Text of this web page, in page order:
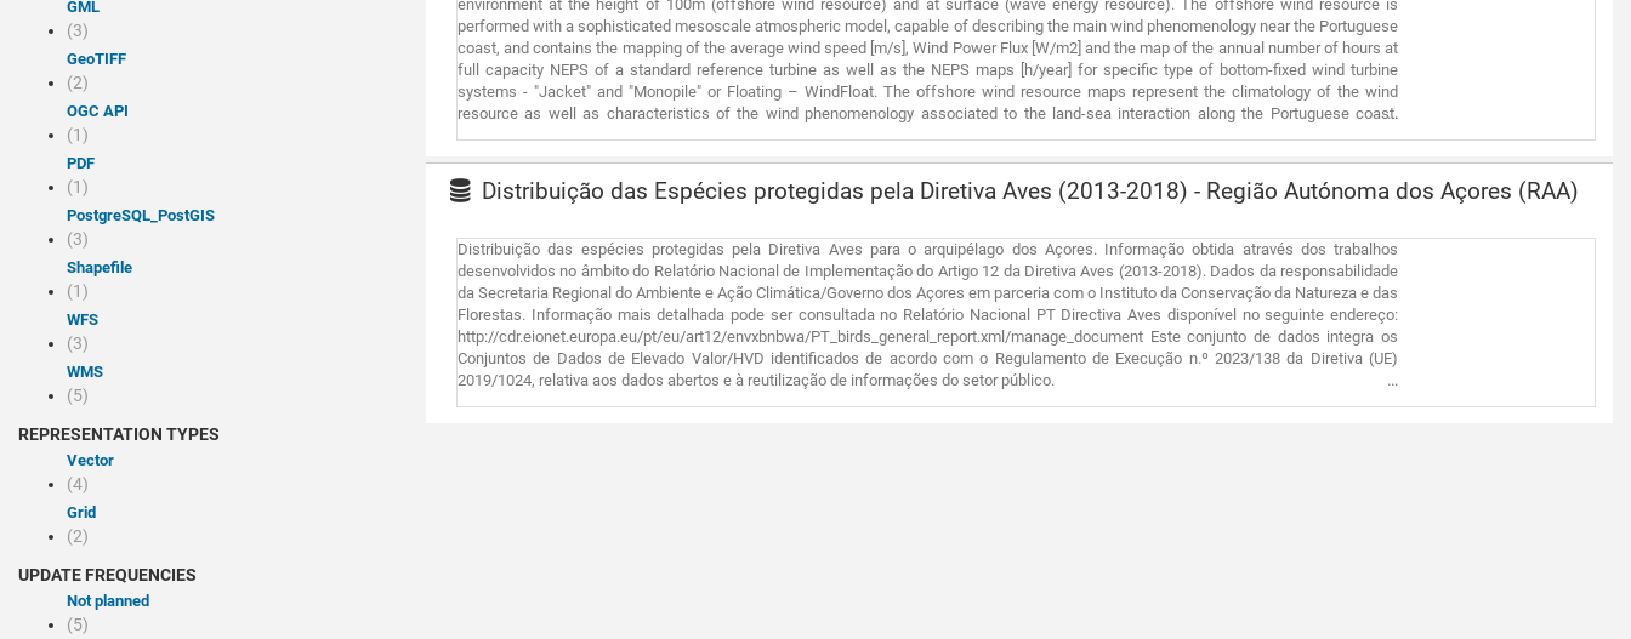
GML
(3)
GeoTIFF
(2)
OGC API
(1)
PDF
(1)
PostgreSQL_PostGIS
(3)
Shapefile
(1)
WFS
(3)
WMS
(5)
REPRESENTATION TYPES
Vector
(4)
Grid
(2)
UPDATE FREQUENCIES
Not planned
(5)
environment at the height of 100m (offshore wind resource) and at surface (wave energy resource). The offshore wind resource is
performed with a sophisticated mesoscale atmospheric model, capable of describing the main wind phenomenology near the Portuguese
coast, and contains the mapping of the average wind speed [m/s], Wind Power Flux [W/m2] and the map of the annual number of hours at
full capacity NEPS of a standard reference turbine as well as the NEPS maps [h/year] for specific type of bottom-fixed wind turbine
systems - "Jacket" and "Monopile" or Floating – WindFloat. The offshore wind resource maps represent the climatology of the wind
resource as well as characteristics of the wind phenomenology associated to the land-sea interaction along the Portuguese coast.
Regarding the wave energy maps, the estimation of the wave energy resource is based in estimating the main sea-wave characteristics
converter bottom-fixed oscillating flap converter. The maps of the wave energy resource are a merging of observational data (boys) and
information from the ONDATLAS database as well as data from numerical modeling with the MAR3G model all with 10 years of data . This
representative of the sea state climatology of Portugal. All wave energy maps are expressed in [kW/m]. Also, all wind and wave energy
resource maps are processed with a high spatial resolution of 1km x 1km from the coast up to the bathymetric of 300m. Some wind and
wave energy maps are freely available to download in a course but larger grid area (5Km x 5Km). In time, the offshore wind maps will
include higher heights.
Distribuição das Espécies protegidas pela Diretiva Aves (2013-2018) - Região Autónoma dos Açores (RAA)
Distribuição das espécies protegidas pela Diretiva Aves para o arquipélago dos Açores. Informação obtida através dos trabalhos
desenvolvidos no âmbito do Relatório Nacional de Implementação do Artigo 12 da Diretiva Aves (2013-2018). Dados da responsabilidade
da Secretaria Regional do Ambiente e Ação Climática/Governo dos Açores em parceria com o Instituto da Conservação da Natureza e das
Florestas. Informação mais detalhada pode ser consultada no Relatório Nacional PT Directiva Aves disponível no seguinte endereço:
http://cdr.eionet.europa.eu/pt/eu/art12/envxbnbwa/PT_birds_general_report.xml/manage_document Este conjunto de dados integra os
Conjuntos de Dados de Elevado Valor/HVD identificados de acordo com o Regulamento de Execução n.º 2023/138 da Diretiva (UE)
2019/1024, relativa aos dados abertos e à reutilização de informações do setor público.